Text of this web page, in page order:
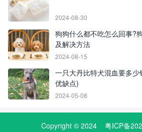
2024-08-30
狗狗什么都不吃怎么回事?
及解决方法
2024-08-15
一只大丹比特犬混血要多
优缺点)
2024-05-08
Copyright © 2024 粤ICP备